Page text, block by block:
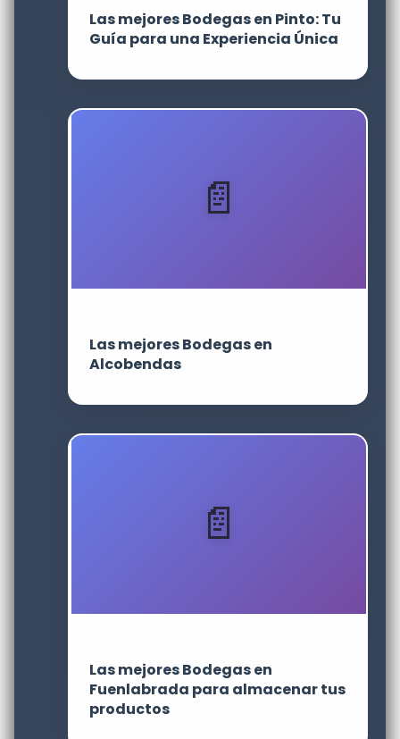
Las mejores Bodegas en Pinto: Tu
Guía para una Experiencia Única
Las mejores Bodegas en
Alcobendas
Las mejores Bodegas en
Fuenlabrada para almacenar tus
productos